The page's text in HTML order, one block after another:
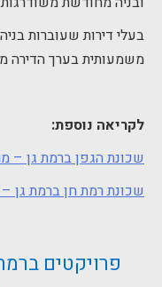
בעלי דירות שעוברות
משמעותית בערך הדירה
לקריאה נוספת:
שכונת הגפן ברמת גן –
שכונת רמת חן ברמת גן –
פרויקטים